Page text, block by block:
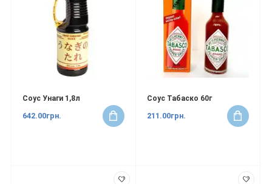
Соус Унаги 1,8л
642.00грн.
Соус Табаско 60г
211.00грн.